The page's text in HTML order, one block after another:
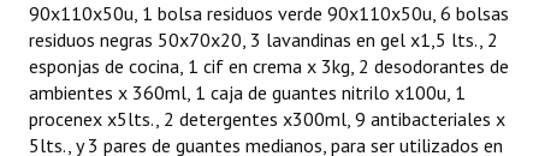
Informes de Unidad Coordinadora
Ejecución Presupuestaria
Actas de Audiencias Públicas
90x110x50u, 1 bolsa residuos verde 90x110x50u, 6 bolsas
residuos negras 50x70x20, 3 lavandinas en gel x1,5 lts., 2
esponjas de cocina, 1 cif en crema x 3kg, 2 desodorantes de
ambientes x 360ml, 1 caja de guantes nitrilo x100u, 1
procenex x5lts., 2 detergentes x300ml, 9 antibacteriales x
5lts., y 3 pares de guantes medianos, para ser utilizados en